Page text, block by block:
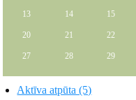
13 14 15
20 21 22
27 28 29
Aktīva atpūta (5)